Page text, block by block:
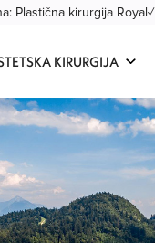
Plastična kirurgija Royal✓
KIRURGIJA